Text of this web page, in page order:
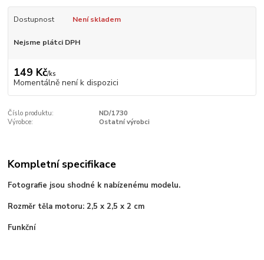
Dostupnost Není skladem
Nejsme plátci DPH
149 Kč/ks
Momentálně není k dispozici
Číslo produktu:
ND/1730
Výrobce:
Ostatní výrobci
Kompletní specifikace
Fotografie jsou shodné k nabízenému modelu.
Rozměr těla motoru: 2,5 x 2,5 x 2 cm
Funkční